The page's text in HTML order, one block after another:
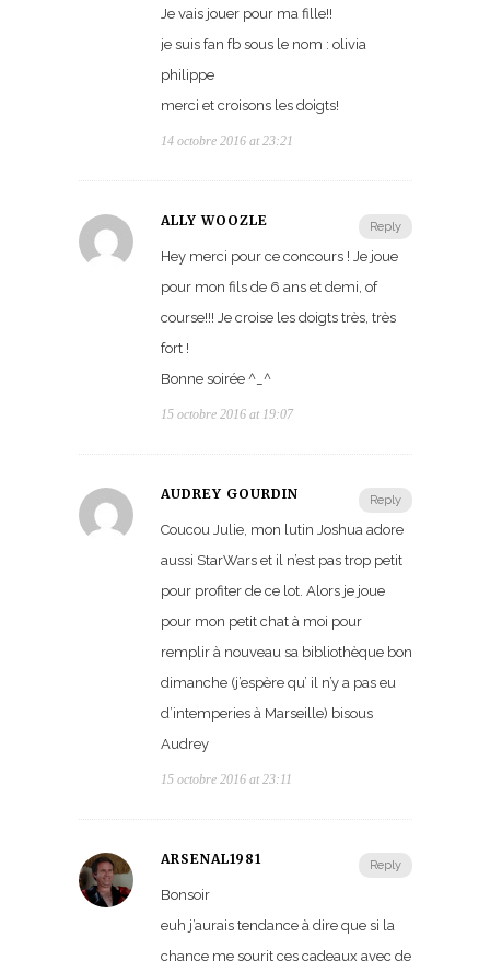
Je vais jouer pour ma fille!!
je suis fan fb sous le nom : olivia
philippe
merci et croisons les doigts!
14 octobre 2016 at 23:21
Reply
ALLY WOOZLE
Hey merci pour ce concours ! Je joue
pour mon fils de 6 ans et demi, of
course!!! Je croise les doigts très, très
fort !
Bonne soirée ^_^
15 octobre 2016 at 19:07
Reply
AUDREY GOURDIN
Coucou Julie, mon lutin Joshua adore
aussi StarWars et il n’est pas trop petit
pour profiter de ce lot. Alors je joue
pour mon petit chat à moi pour
remplir à nouveau sa bibliothèque bon
dimanche (j’espère qu’ il n’y a pas eu
d’intemperies à Marseille) bisous
Audrey
15 octobre 2016 at 23:11
Reply
ARSENAL1981
Bonsoir
euh j’aurais tendance à dire que si la
chance me sourit ces cadeaux avec de